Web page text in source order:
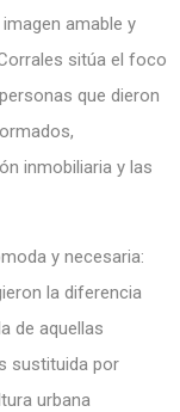
amable y
sitúa el foco
que dieron
inmobiliaria y las
y necesaria:
la diferencia
de aquellas
sustituida por
urbana